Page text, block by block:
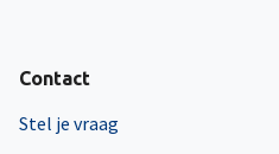
Contact
Stel je vraag